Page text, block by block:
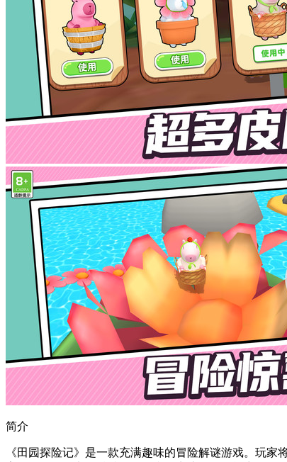
简介
《田园探险记》是一款充满趣味的冒险解谜游戏。玩